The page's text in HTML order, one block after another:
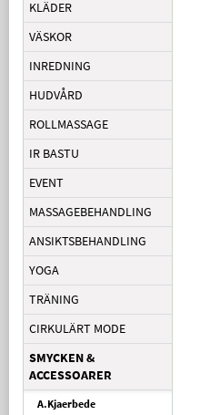
KLÄDER
VÄSKOR
INREDNING
HUDVÅRD
ROLLMASSAGE
IR BASTU
EVENT
MASSAGEBEHANDLING
ANSIKTSBEHANDLING
YOGA
TRÄNING
CIRKULÄRT MODE
SMYCKEN &
ACCESSOARER
A.Kjaerbede